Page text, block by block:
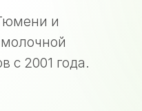
и
с 2001 года.